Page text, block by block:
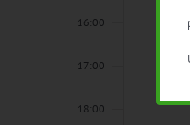
16:00
17:00
18:00